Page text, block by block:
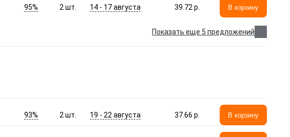
95% 2 шт. 14 - 17 августа 39.72 p. В корзину
Показать еще 5 предложений
93% 2 шт. 19 - 22 августа 37.66 p. В корзину